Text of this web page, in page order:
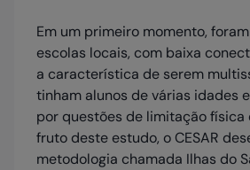
Em um primeiro momento,
escolas locais, com baixa
a característica de serem
tinham alunos de várias idades
por questões de limitação física
fruto deste estudo, o CESAR
metodologia chamada Ilhas do